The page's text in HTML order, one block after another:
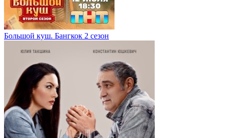
Большой куш. Бангкок 2 сезон